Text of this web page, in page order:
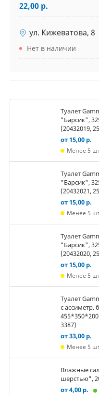
22,00 р.
ул. Кижеватова, 8
Нет в наличии
Туалет
"Барсик",
(20432019,
от 15,00 р.
Менее 5
Туалет
"Барсик",
(20432021,
от 15,00 р.
Менее 5
Туалет
"Барсик",
(20432020,
от 15,00 р.
Менее 5
Туалет
с
3387)
от 33,00 р.
Менее 5
Влажные
шерстью",
от 4,00 р.